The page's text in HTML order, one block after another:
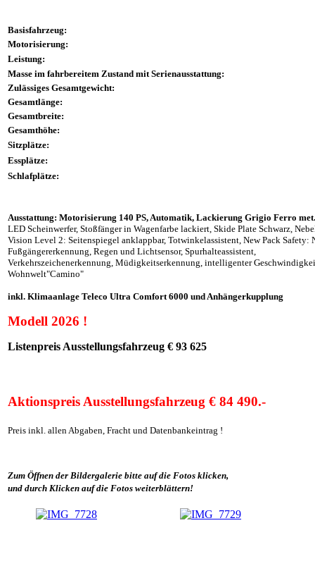
Basisfahrzeug:
Motorisierung:
Leistung:
Masse im fahrbereitem Zustand mit Serienausstattung:
Zulässiges Gesamtgewicht:
Gesamtlänge:
Gesamtbreite:
Gesamthöhe:
Sitzplätze:
Essplätze:
Schlafplätze:
Ausstattung: Motorisierung 140 PS, Automatik, Lackierung Grigio Ferro
LED Scheinwerfer, Stoßfänger in Wagenfarbe lackiert, Skide Plate Schwarz,
Vision Level 2: Seitenspiegel anklappbar, Totwinkelassistent, New Pack Safety:
Fußgängererkennung, Regen und Lichtsensor, Spurhalteassistent,
Verkehrszeichenerkennung, Müdigkeitserkennung, intelligenter
Wohnwelt"Camino"
inkl. Klimaanlage Teleco Ultra Comfort 6000 und Anhängerkupplung
Modell 2026 !
Listenpreis Ausstellungsfahrzeug € 93 625
Aktionspreis Ausstellungsfahrzeug € 84 490.-
Preis inkl. allen Abgaben, Fracht und Datenbankeintrag !
Zum Öffnen der Bildergalerie bitte auf die Fotos klicken,
und durch Klicken auf die Fotos weiterblättern!